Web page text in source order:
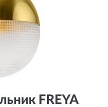
FREYA